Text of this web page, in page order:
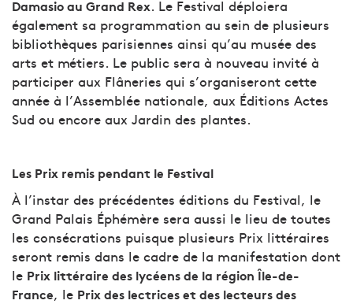
Damasio au Grand Rex. Le Festival déploiera
également sa programmation au sein de plusieurs
bibliothèques parisiennes ainsi qu’au musée des
arts et métiers. Le public sera à nouveau invité à
participer aux Flâneries qui s’organiseront cette
année à l’Assemblée nationale, aux Éditions Actes
Sud ou encore aux Jardin des plantes.
Les Prix remis pendant le Festival
À l’instar des précédentes éditions du Festival, le
Grand Palais Éphémère sera aussi le lieu de toutes
les consécrations puisque plusieurs Prix littéraires
seront remis dans le cadre de la manifestation dont
le Prix littéraire des lycéens de la région Île-de-
France, le Prix des lectrices et des lecteurs des